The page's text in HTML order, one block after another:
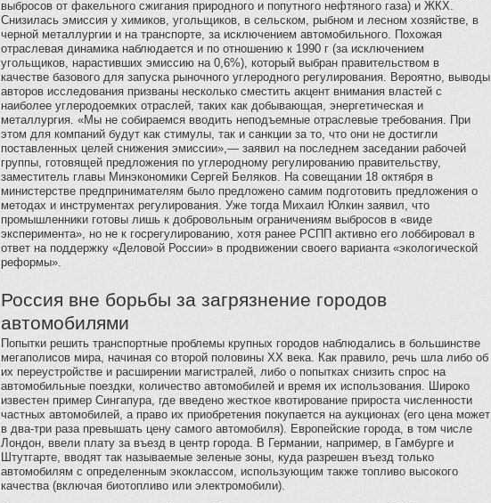
выбросов от факельного сжигания природного и попутного нефтяного газа) и ЖКХ.
Снизилась эмиссия у химиков, угольщиков, в сельском, рыбном и лесном хозяйстве, в
черной металлургии и на транспорте, за исключением автомобильного. Похожая
отраслевая динамика наблюдается и по отношению к 1990 г (за исключением
угольщиков, нарастивших эмиссию на 0,6%), который выбран правительством в
качестве базового для запуска рыночного углеродного регулирования. Вероятно, выводы
авторов исследования призваны несколько сместить акцент внимания властей с
наиболее углеродоемких отраслей, таких как добывающая, энергетическая и
металлургия. «Мы не собираемся вводить неподъемные отраслевые требования. При
этом для компаний будут как стимулы, так и санкции за то, что они не достигли
поставленных целей снижения эмиссии»,— заявил на последнем заседании рабочей
группы, готовящей предложения по углеродному регулированию правительству,
заместитель главы Минэкономики Сергей Беляков. На совещании 18 октября в
министерстве предпринимателям было предложено самим подготовить предложения о
методах и инструментах регулирования. Уже тогда Михаил Юлкин заявил, что
промышленники готовы лишь к добровольным ограничениям выбросов в «виде
эксперимента», но не к госрегулированию, хотя ранее РСПП активно его лоббировал в
ответ на поддержку «Деловой России» в продвижении своего варианта «экологической
реформы».
Россия вне борьбы за загрязнение городов
автомобилями
Попытки решить транспортные проблемы крупных городов наблюдались в большинстве
мегаполисов мира, начиная со второй половины ХХ века. Как правило, речь шла либо об
их переустройстве и расширении магистралей, либо о попытках снизить спрос на
автомобильные поездки, количество автомобилей и время их использования. Широко
известен пример Сингапура, где введено жесткое квотирование прироста численности
частных автомобилей, а право их приобретения покупается на аукционах (его цена может
в два-три раза превышать цену самого автомобиля). Европейские города, в том числе
Лондон, ввели плату за въезд в центр города. В Германии, например, в Гамбурге и
Штутгарте, вводят так называемые зеленые зоны, куда разрешен въезд только
автомобилям с определенным экоклассом, использующим также топливо высокого
качества (включая биотопливо или электромобили).